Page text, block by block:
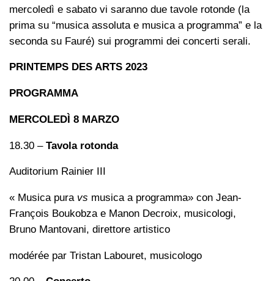
mercoledì e sabato vi saranno due tavole rotonde (la
prima su “musica assoluta e musica a programma” e la
seconda su Fauré) sui programmi dei concerti serali.
PRINTEMPS DES ARTS 2023
PROGRAMMA
MERCOLEDÌ 8 MARZO
18.30 – Tavola rotonda
Auditorium Rainier III
« Musica pura vs musica a programma» con Jean-
François Boukobza e Manon Decroix, musicologi,
Bruno Mantovani, direttore artistico
modérée par Tristan Labouret, musicologo